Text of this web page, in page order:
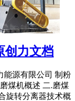
创力文档
能源有限公司 制粉
煤机概述 二.磨煤
旋转分离器技术概